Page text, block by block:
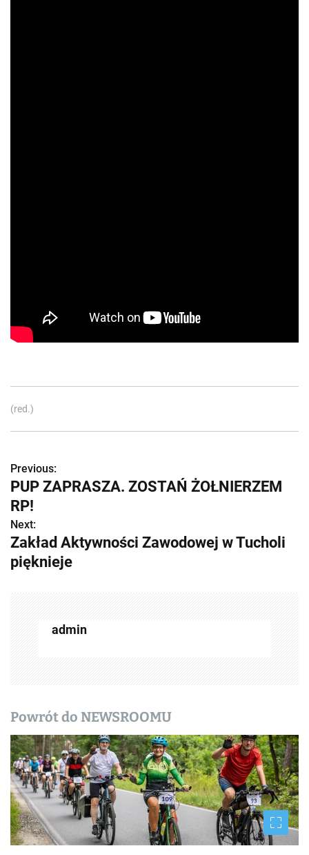
(red.)
Z
o
b
a
s
y
Previous:
PUP ZAPRASZA. ZOSTAŃ ŻOŁNIERZEM
RP!
Next:
Zakład Aktywności Zawodowej w Tucholi
pięknieje
admin
Powrót do NEWSROOMU